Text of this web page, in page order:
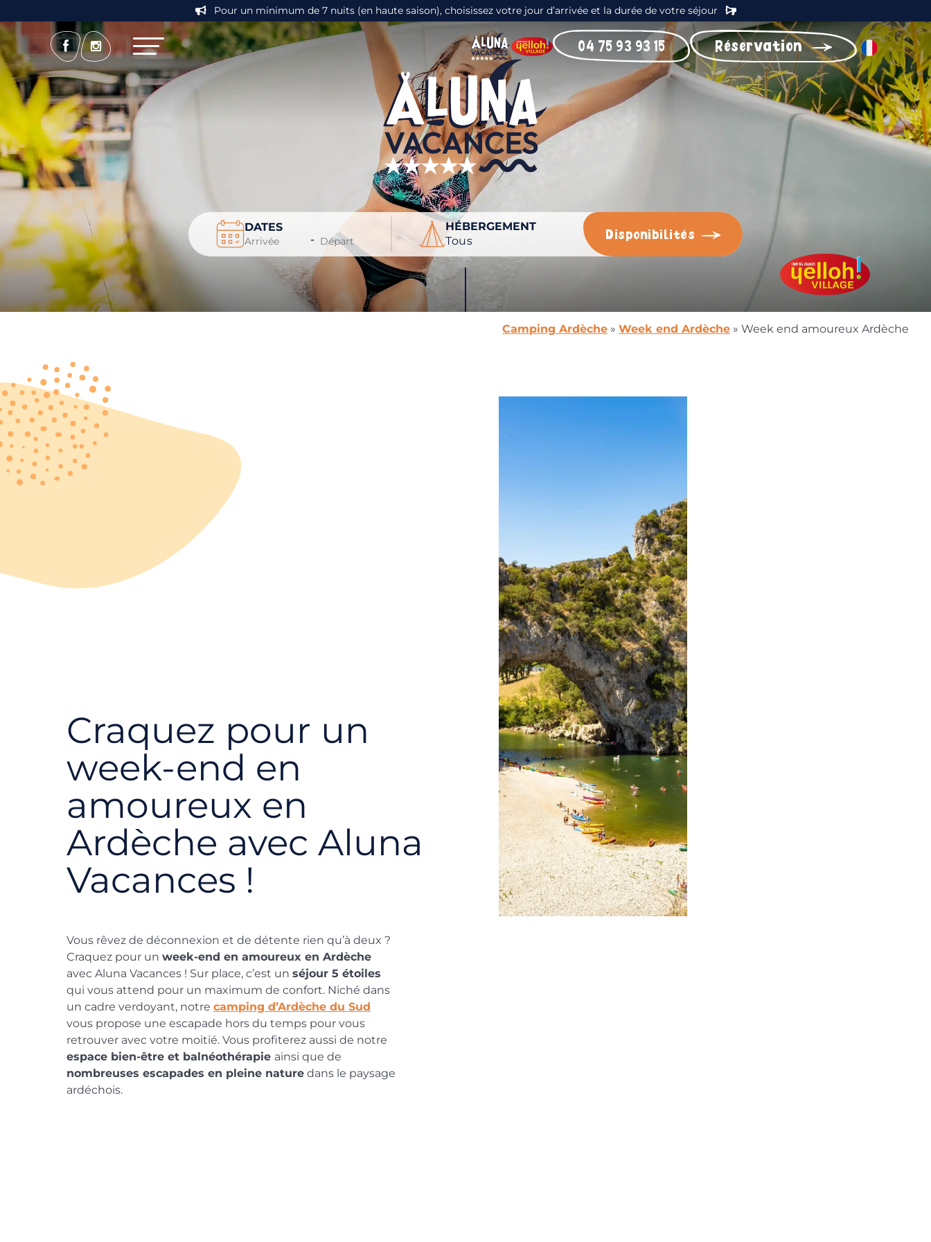
Pour un minimum de 7 nuits (en haute saison), choisissez votre jour d’arrivée et la durée de votre séjour
04 75 93 93 15 Réservation
DATES
-
HÉBERGEMENT Disponibilités
Camping Ardèche » Week end Ardèche » Week end amoureux Ardèche
Craquez pour un
week-end en
amoureux en
Ardèche avec Aluna
Vacances !
Vous rêvez de déconnexion et de détente rien qu’à deux ?
Craquez pour un week-end en amoureux en Ardèche
avec Aluna Vacances ! Sur place, c’est un séjour 5 étoiles
qui vous attend pour un maximum de confort. Niché dans
un cadre verdoyant, notre camping d’Ardèche du Sud
vous propose une escapade hors du temps pour vous
retrouver avec votre moitié. Vous profiterez aussi de notre
espace bien-être et balnéothérapie ainsi que de
nombreuses escapades en pleine nature dans le paysage
ardéchois.